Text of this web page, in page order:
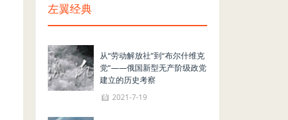
左翼经典
从“劳动解放社”到“布尔什维克
党”——俄国新型无产阶级政党
建立的历史考察
2021-7-19